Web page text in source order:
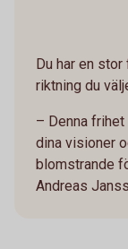
Du har en
riktning du
– Denna
dina visioner
blomstrande
Andreas